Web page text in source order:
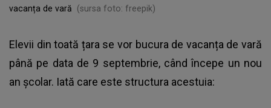
vacanța de vară
(sursa foto: freepik)
Elevii din toată țara se vor bucura de vacanța de vară
până pe data de 9 septembrie, când începe un nou
an școlar. Iată care este structura acestuia: